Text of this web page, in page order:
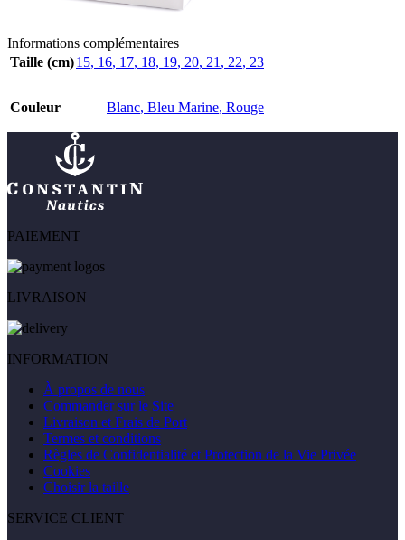
Informations complémentaires
Taille (cm)15, 16, 17, 18, 19, 20, 21 , 22, 23
Couleur Blanc, Bleu Marine, Rouge
PAIEMENT
LIVRAISON
INFORMATION
À propos de nous
Commander sur le Site
Livraison et Frais de Port
Termes et conditions
Règles de Confidentialité et Protection de la Vie Privée
Cookies
Choisir la taille
SERVICE CLIENT